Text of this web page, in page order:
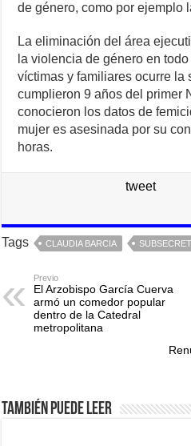
de género, como por ejemplo
La eliminación del área
la violencia de género en
víctimas y familiares ocurre la
cumplieron 9 años del primer
conocieron los datos de
mujer es asesinada por su
horas.
tweet
Tags CLAUDIA BARCIA
Previo
El Arzobispo García Cuerva
armó un comedor popular
dentro de la Catedral
metropolitana
También puede leer